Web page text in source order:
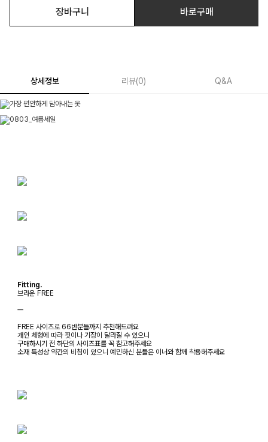
장바구니 바로구매
상세정보 리뷰(0) Q&A
Fitting.
브라운 FREE
ㅡ
FREE 사이즈로 66반분들까지 추천해드려요
개인 체형에 따라 핏이나 기장이 달라질 수 있으니
구매하시기 전 하단의 사이즈표를 꼭 참고해주세요
소재 특성상 약간의 비침이 있으니 예민하신 분들은 이너와 함께 착용해주세요